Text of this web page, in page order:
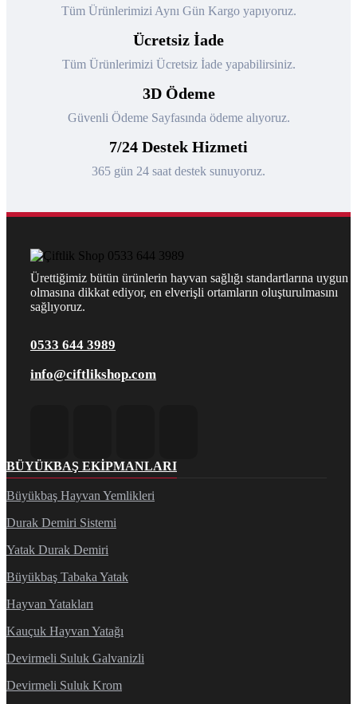
Tüm Ürünlerimizi Aynı Gün Kargo yapıyoruz.
Ücretsiz İade
Tüm Ürünlerimizi Ücretsiz İade yapabilirsiniz.
3D Ödeme
Güvenli Ödeme Sayfasında ödeme alıyoruz.
7/24 Destek Hizmeti
365 gün 24 saat destek sunuyoruz.
Ürettiğimiz bütün ürünlerin hayvan sağlığı standartlarına uygun
olmasına dikkat ediyor, en elverişli ortamların oluşturulmasını
sağlıyoruz.
0533 644 3989
info@ciftlikshop.com
BÜYÜKBAŞ EKIPMANLARI
Büyükbaş Hayvan Yemlikleri
Durak Demiri Sistemi
Yatak Durak Demiri
Büyükbaş Tabaka Yatak
Hayvan Yatakları
Kauçuk Hayvan Yatağı
Devirmeli Suluk Galvanizli
Devirmeli Suluk Krom